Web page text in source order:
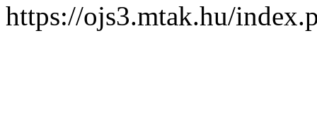
https://ojs3.mtak.hu/